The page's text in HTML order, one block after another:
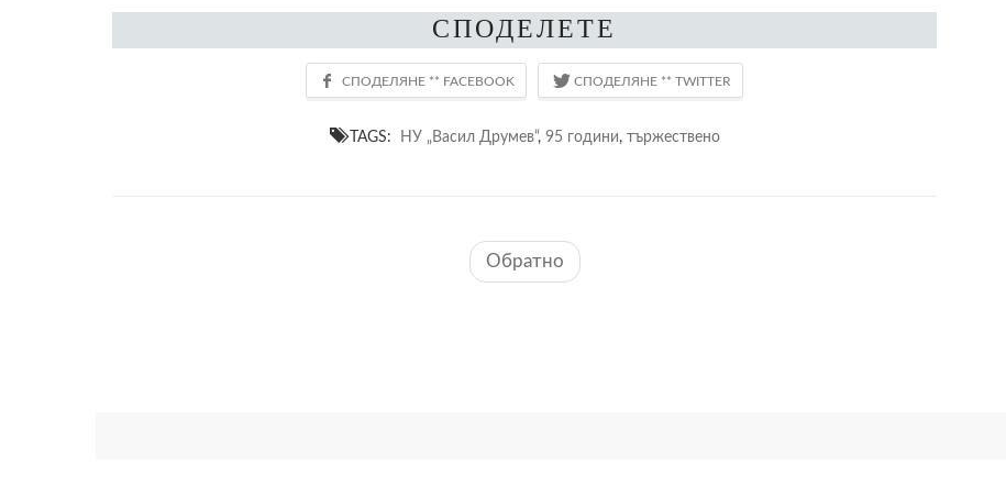
СПОДЕЛЕТЕ
TAGS: НУ „Васил Друмев“, 95 години, тържествено
Обратно